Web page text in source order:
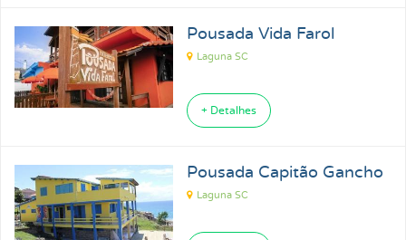
Pousada Vida Farol
Laguna SC
+ Detalhes
Pousada Capitão Gancho
Laguna SC